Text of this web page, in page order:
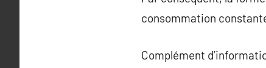
consommation
Complément